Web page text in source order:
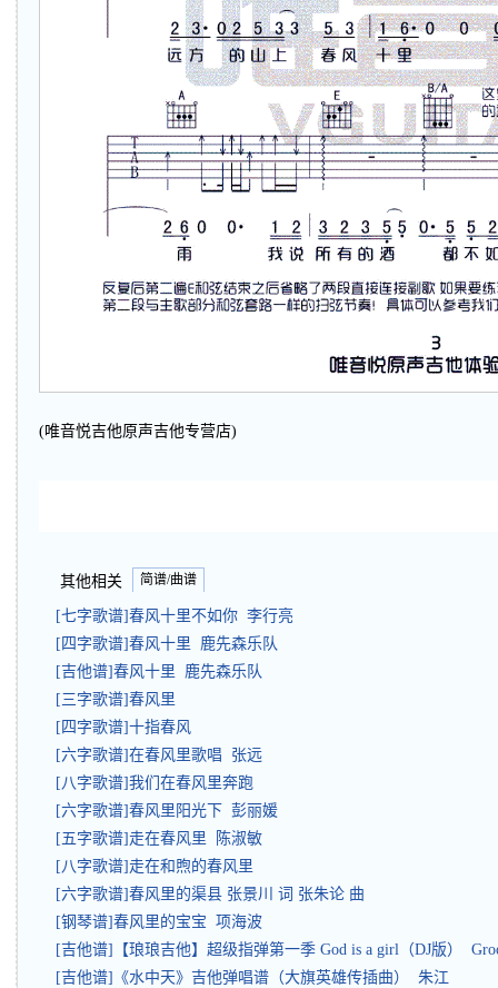
(唯音悦吉他原声吉他专营店)
其他相关 简谱/曲谱
[七字歌谱]春风十里不如你 李行亮
[四字歌谱]春风十里 鹿先森乐队
[吉他谱]春风十里 鹿先森乐队
[三字歌谱]春风里
[四字歌谱]十指春风
[六字歌谱]在春风里歌唱 张远
[八字歌谱]我们在春风里奔跑
[六字歌谱]春风里阳光下 彭丽媛
[五字歌谱]走在春风里 陈淑敏
[八字歌谱]走在和煦的春风里
[六字歌谱]春风里的渠县 张景川 词 张朱论 曲
[钢琴谱]春风里的宝宝 项海波
[吉他谱]【琅琅吉他】超级指弹第一季 God is a girl（DJ版）
[吉他谱]《水中天》吉他弹唱谱（大旗英雄传插曲） 朱江